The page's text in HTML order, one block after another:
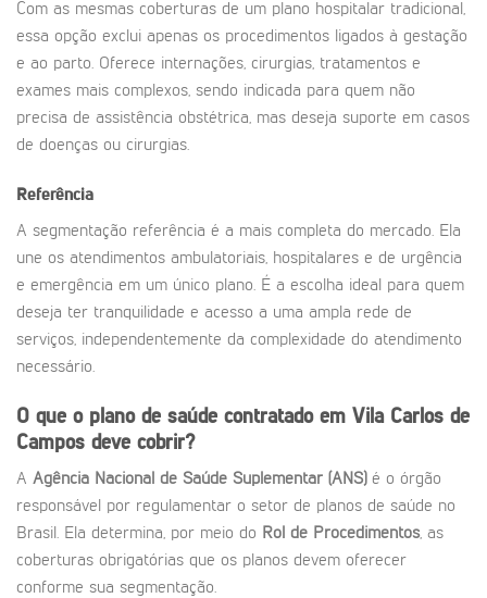
Com as mesmas coberturas de um plano hospitalar tradicional,
essa opção exclui apenas os procedimentos ligados à gestação
e ao parto. Oferece internações, cirurgias, tratamentos e
exames mais complexos, sendo indicada para quem não
precisa de assistência obstétrica, mas deseja suporte em casos
de doenças ou cirurgias.
Referência
A segmentação referência é a mais completa do mercado. Ela
une os atendimentos ambulatoriais, hospitalares e de urgência
e emergência em um único plano. É a escolha ideal para quem
deseja ter tranquilidade e acesso a uma ampla rede de
serviços, independentemente da complexidade do atendimento
necessário.
O que o plano de saúde contratado em Vila Carlos de
Campos deve cobrir?
A Agência Nacional de Saúde Suplementar (ANS)é o órgão
responsável por regulamentar o setor de planos de saúde no
Brasil. Ela determina, por meio do Rol de Procedimentos, as
coberturas obrigatórias que os planos devem oferecer
conforme sua segmentação.